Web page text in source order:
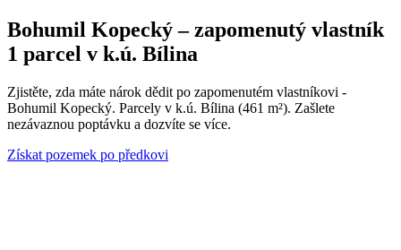
Bohumil Kopecký – zapomenutý vlastník
1 parcel v k.ú. Bílina
Zjistěte, zda máte nárok dědit po zapomenutém vlastníkovi -
Bohumil Kopecký. Parcely v k.ú. Bílina (461 m²). Zašlete
nezávaznou poptávku a dozvíte se více.
Získat pozemek po předkovi